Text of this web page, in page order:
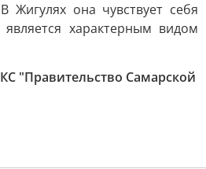
Жигулях она чувствует себя
характерным видом
"Правительство Самарской